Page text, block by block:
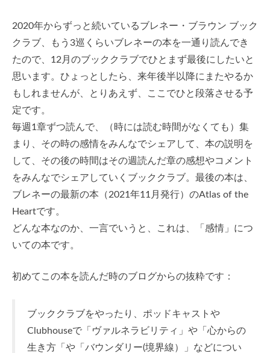
2020年からずっと続いているブレネー・ブラウン ブック
クラブ、もう3巡くらいブレネーの本を一通り読んでき
たので、12月のブッククラブでひとまず最後にしたいと
思います。ひょっとしたら、来年後半以降にまたやるか
もしれませんが、とりあえず、ここでひと段落させる予
定です。
毎週1章ずつ読んで、（時には読む時間がなくても）集
まり、その時の感情をみんなでシェアして、本の説明を
して、その後の時間はその週読んだ章の感想やコメント
をみんなでシェアしていくブッククラブ。最後の本は、
ブレネーの最新の本（2021年11月発行）のAtlas of the
Heartです。
どんな本なのか、一言でいうと、これは、「感情」につ
いての本です。
初めてこの本を読んだ時のブログからの抜粋です：
ブッククラブをやったり、ポッドキャストや
Clubhouseで「ヴァルネラビリティ」や「心からの
生き方「や「バウンダリー(境界線）」などについ